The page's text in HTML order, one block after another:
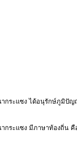
ะแซง ได้อนุรักษ์ภูมิปัญ
ระแซง มีภาษาท้องถิ่น คื